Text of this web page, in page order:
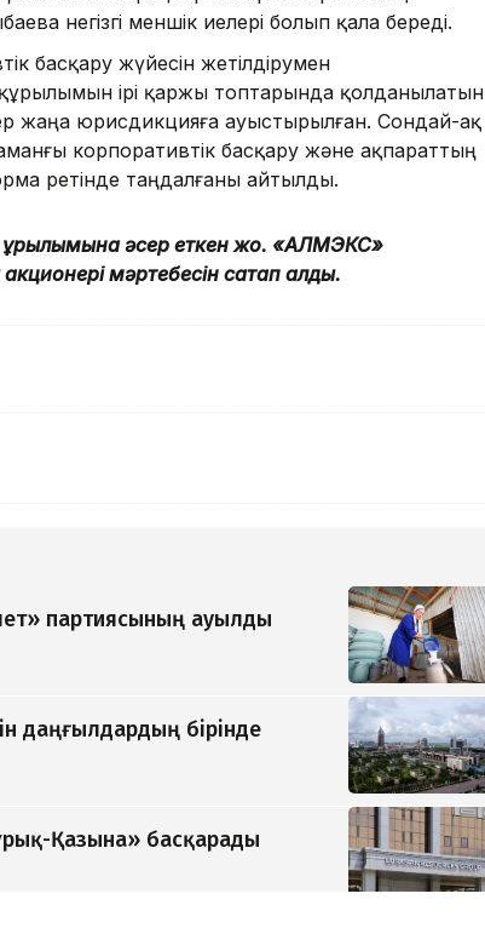
негізгі меншік иелері болып қала береді.
басқару жүйесін жетілдірумен
ірі қаржы топтарында қолданылатын
жаңа юрисдикцияға ауыстырылған. Сондай-ақ
корпоративтік басқару және ақпараттың
ретінде таңдалғаны айтылды.
құрылымына әсер еткен жоқ. «АЛМЭКС»
мәртебесін сақтап қалды.
партиясының ауылды
даңғылдардың бірінде
Қазына» басқарады